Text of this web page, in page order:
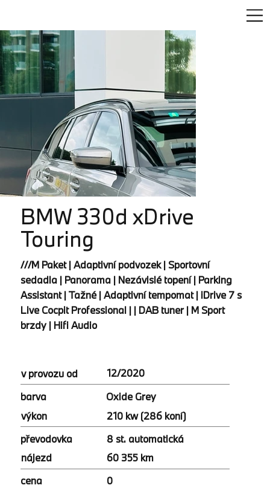
BMW 330d xDrive
Touring
///M Paket | Adaptivní podvozek | Sportovní
sedadla | Panorama | Nezávislé topení | Parking
Assistant | Tažné | Adaptivní tempomat | iDrive 7 s
Live Cocpit Professional | | DAB tuner | M Sport
brzdy | Hifi Audio
v provozu od
12/2020
barva
Oxide Grey
výkon
210 kw (286 koní)
převodovka
8 st. automatická
nájezd
60 355 km
cena
0